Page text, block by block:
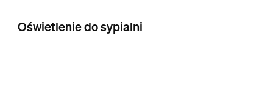
Oświetlenie do sypialni